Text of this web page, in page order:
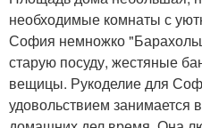
необходимые комнаты с
София немножко
старую посуду, жестяные
вещицы. Рукоделие для
удовольствием